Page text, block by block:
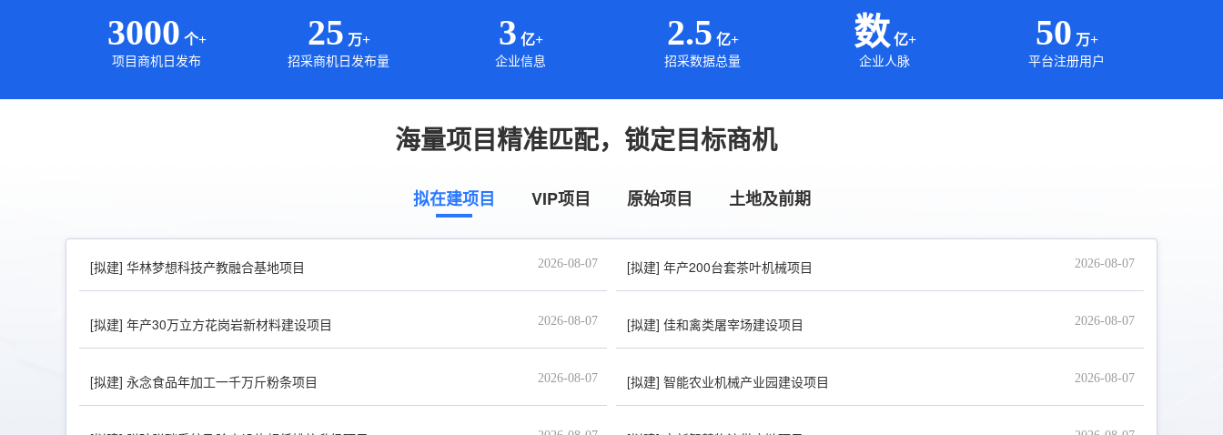
3000 个+
项目商机日发布
25 万+
招采商机日发布量
3 亿+
企业信息
2.5 亿+
招采数据总量
数 亿+
企业人脉
50 万+
平台注册用户
海量项目精准匹配，锁定目标商机
拟在建项目 VIP项目 原始项目 土地及前期
[拟建] 华林梦想科技产教融合基地项目 2026-08-07 [拟建] 年产200台套茶叶机械项目 2026-08-07
[拟建] 年产30万立方花岗岩新材料建设项目 2026-08-07 [拟建] 佳和禽类屠宰场建设项目 2026-08-07
[拟建] 永念食品年加工一千万斤粉条项目 2026-08-07 [拟建] 智能农业机械产业园建设项目 2026-08-07